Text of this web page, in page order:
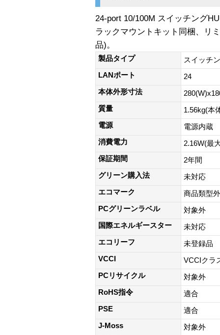
24-port 10/100M スイッチング
ラックマウントキット同梱、リ
品)。
製品タイプ
スイッチ
LANポート
24
本体外形寸法
質量
1.56kg(本
電源
電源内蔵
消費電力
2.16W(最
保証期間
2年間
グリーン購入法
未対応
エコマーク
商品類型外
PCグリーンラベル
対象外
国際エネルギースター
未対応
エコリーフ
未登録品
VCCI
VCCIクラ
PCリサイクル
対象外
RoHS指令
適合
PSE
適合
J-Moss
対象外